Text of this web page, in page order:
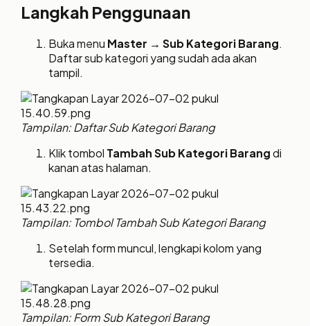
Langkah Penggunaan
Buka menu Master → Sub Kategori Barang.
Daftar sub kategori yang sudah ada akan
tampil.
Tampilan: Daftar Sub Kategori Barang
Klik tombol Tambah Sub Kategori Barangdi
kanan atas halaman.
Tampilan: Tombol Tambah Sub Kategori Barang
Setelah form muncul, lengkapi kolom yang
tersedia.
Tampilan: Form Sub Kategori Barang